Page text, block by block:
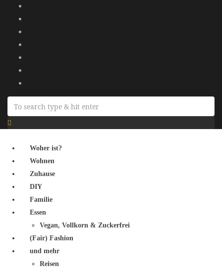
Woher ist?
Wohnen
Zuhause
DIY
Familie
Essen
Vegan, Vollkorn & Zuckerfrei
(Fair) Fashion
und mehr
Reisen